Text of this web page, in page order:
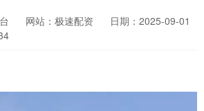
网站：极速配资
日期：2025-09-01